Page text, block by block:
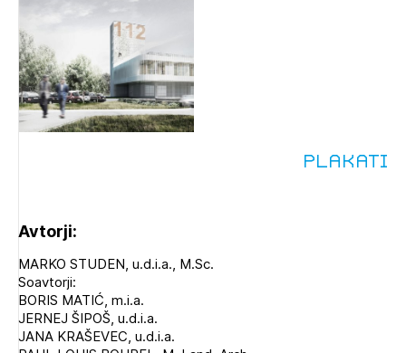
Plakati
Avtorji:
MARKO STUDEN, u.d.i.a., M.Sc.
Soavtorji:
BORIS MATIĆ, m.i.a.
JERNEJ ŠIPOŠ, u.d.i.a.
JANA KRAŠEVEC, u.d.i.a.